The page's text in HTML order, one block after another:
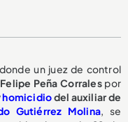
un juez de control
Peña Corralespor
homicidiodel auxiliar de
Gutiérrez Molina, se